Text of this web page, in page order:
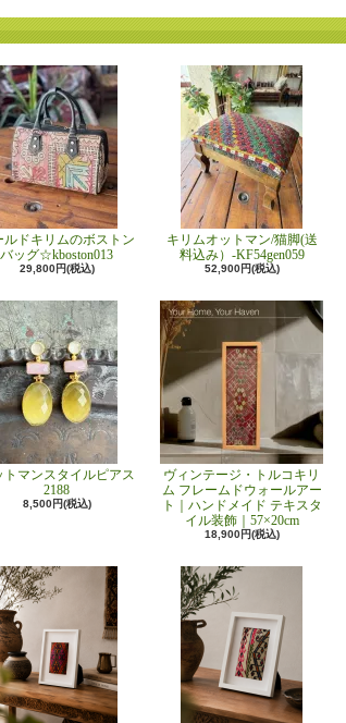
ルドキリムのボストン
バッグ☆kboston013
29,800円(税込)
キリムオットマン/猫脚(送
料込み）-KF54gen059
52,900円(税込)
トマンスタイルピアス
2188
8,500円(税込)
ヴィンテージ・トルコキリ
ム フレームドウォールアー
ト｜ハンドメイド テキスタ
イル装飾｜57×20cm
18,900円(税込)